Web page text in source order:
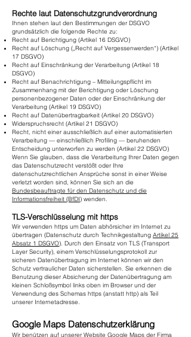
Rechte laut Datenschutzgrundverordnung
Ihnen stehen laut den Bestimmungen der DSGVO
grundsätzlich die folgende Rechte zu:
Recht auf Berichtigung (Artikel 16 DSGVO)
Recht auf Löschung („Recht auf Vergessenwerden“) (Artikel
17 DSGVO)
Recht auf Einschränkung der Verarbeitung (Artikel 18
DSGVO)
Recht auf Benachrichtigung – Mitteilungspflicht im
Zusammenhang mit der Berichtigung oder Löschung
personenbezogener Daten oder der Einschränkung der
Verarbeitung (Artikel 19 DSGVO)
Recht auf Datenübertragbarkeit (Artikel 20 DSGVO)
Widerspruchsrecht (Artikel 21 DSGVO)
Recht, nicht einer ausschließlich auf einer automatisierten
Verarbeitung — einschließlich Profiling — beruhenden
Entscheidung unterworfen zu werden (Artikel 22 DSGVO)
Wenn Sie glauben, dass die Verarbeitung Ihrer Daten gegen
das Datenschutzrecht verstößt oder Ihre
datenschutzrechtlichen Ansprüche sonst in einer Weise
verletzt worden sind, können Sie sich an die
Bundesbeauftragte für den Datenschutz und die
Informationsfreiheit (BfDI) wenden.
TLS-Verschlüsselung mit https
Wir verwenden https um Daten abhörsicher im Internet zu
übertragen (Datenschutz durch Technikgestaltung Artikel 25
Absatz 1 DSGVO). Durch den Einsatz von TLS (Transport
Layer Security), einem Verschlüsselungsprotokoll zur
sicheren Datenübertragung im Internet können wir den
Schutz vertraulicher Daten sicherstellen. Sie erkennen die
Benutzung dieser Absicherung der Datenübertragung am
kleinen Schloßsymbol links oben im Browser und der
Verwendung des Schemas https (anstatt http) als Teil
unserer Internetadresse.
Google Maps Datenschutzerklärung
Wir benützen auf unserer Website Google Maps der Firma